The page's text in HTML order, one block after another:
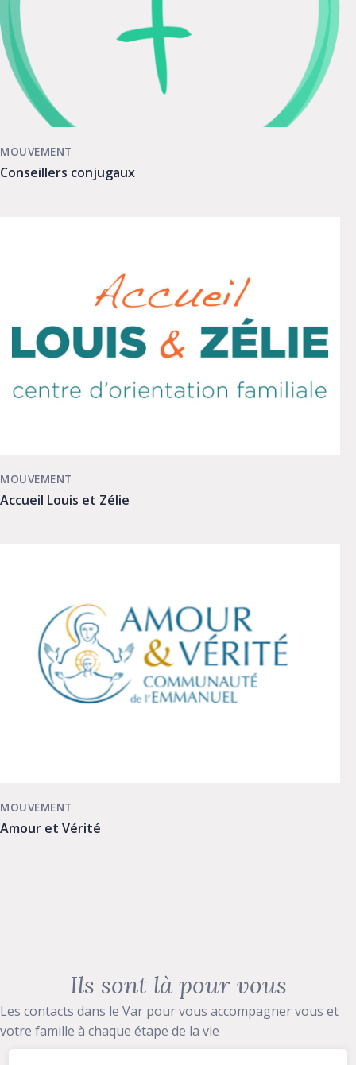
Conseillers conjugaux
MOUVEMENT
Accueil Louis et Zélie
MOUVEMENT
Amour et Vérité
MOUVEMENT
Ils sont là pour vous
Les contacts dans le Var pour vous accompagner vous et
votre famille à chaque étape de la vie